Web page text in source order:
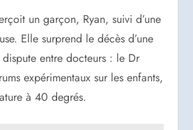
un garçon, Ryan, suivi d’une
Elle surprend le décès d’une
entre docteurs : le Dr
expérimentaux sur les enfants,
à 40 degrés.